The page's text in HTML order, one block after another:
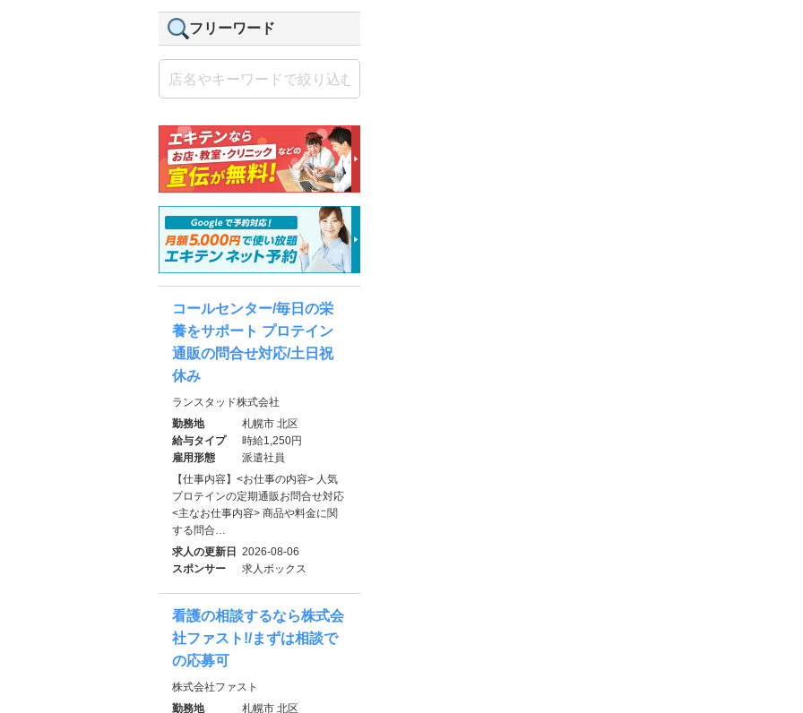
フリーワード
コールセンター/毎日の栄
養をサポート プロテイン
通販の問合せ対応/土日祝
休み
ランスタッド株式会社
勤務地
札幌市 北区
給与タイプ
時給1,250円
雇用形態
派遣社員
【仕事内容】<お仕事の内容> 人気
プロテインの定期通販お問合せ対応
<主なお仕事内容> 商品や料金に関
する問合…
求人の更新日
2026-08-06
スポンサー
求人ボックス
看護の相談するなら株式会
社ファスト!/まずは相談で
の応募可
株式会社ファスト
勤務地
札幌市 北区